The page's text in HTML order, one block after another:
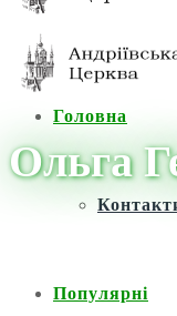
Головна
Популярні
Ольга